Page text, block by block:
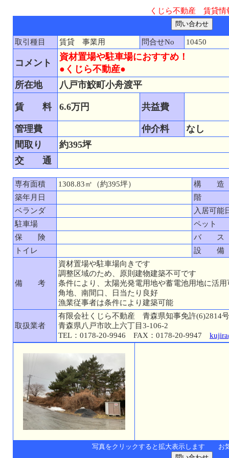
くじら不動産 賃貸情
取引種目 賃貸 事業用 問合せNo 10450
コメント
資材置場や駐車場におすすめ！
●くじら不動産●
所在地
八戸市鮫町小舟渡平
賃 料 6.6万円 共益費
管理費 仲介料
なし
間取り
約395坪
交 通
専有面積 1308.83㎡（約395坪）
構 造
築年月日
階
ベランダ
入居可能
駐車場
ペット
保 険
バ ス
トイレ
設 備
備 考
資材置場や駐車場向きです
調整区域のため、原則建物建築不可です
条件により、太陽光発電用地や蓄電池用地に活用
角地、南間口、日当たり良好
漁業従事者は条件により建築可能
取扱業者
有限会社くじら不動産 青森県知事免許(6)2814号
青森県八戸市吹上六丁目3-106-2
TEL：0178-20-9946 FAX：0178-20-9947
写真をクリックすると拡大表示します お